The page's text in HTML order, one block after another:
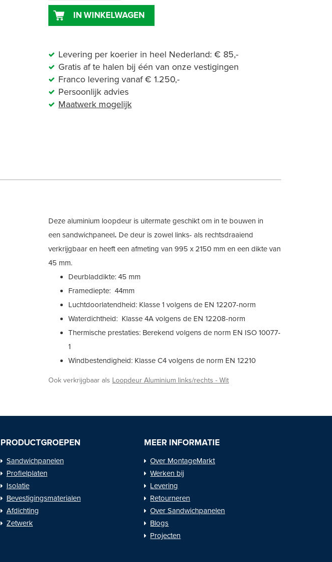
IN WINKELWAGEN
Levering per koerier in heel Nederland: € 85,-
Gratis af te halen bij één van onze vestigingen
Franco levering vanaf € 1.250,-
Persoonlijk advies
Maatwerk mogelijk
Deze aluminium loopdeur is uitermate geschikt om in te bouwen in
een sandwichpaneel. De deur is zowel links- als rechtsdraaiend
verkrijgbaar en heeft een afmeting van 995 x 2150 mm en een dikte van
45 mm.
Deurbladdikte: 45 mm
Framediepte: 44mm
Luchtdoorlatendheid: Klasse 1 volgens de EN 12207-norm
Waterdichtheid: Klasse 4A volgens de EN 12208-norm
Thermische prestaties: Berekend volgens de norm EN ISO 10077-
1
Windbestendigheid: Klasse C4 volgens de norm EN 12210
Ook verkrijgbaar als Loopdeur Aluminium links/rechts - Wit
PRODUCTGROEPEN
Sandwichpanelen
Profielplaten
Isolatie
Bevestigingsmaterialen
Afdichting
Zetwerk
MEER INFORMATIE
Over MontageMarkt
Werken bij
Levering
Retourneren
Over Sandwichpanelen
Blogs
Projecten